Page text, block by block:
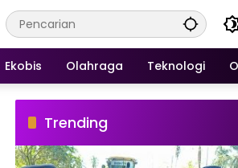
Ekobis Olahraga Teknologi
Trending